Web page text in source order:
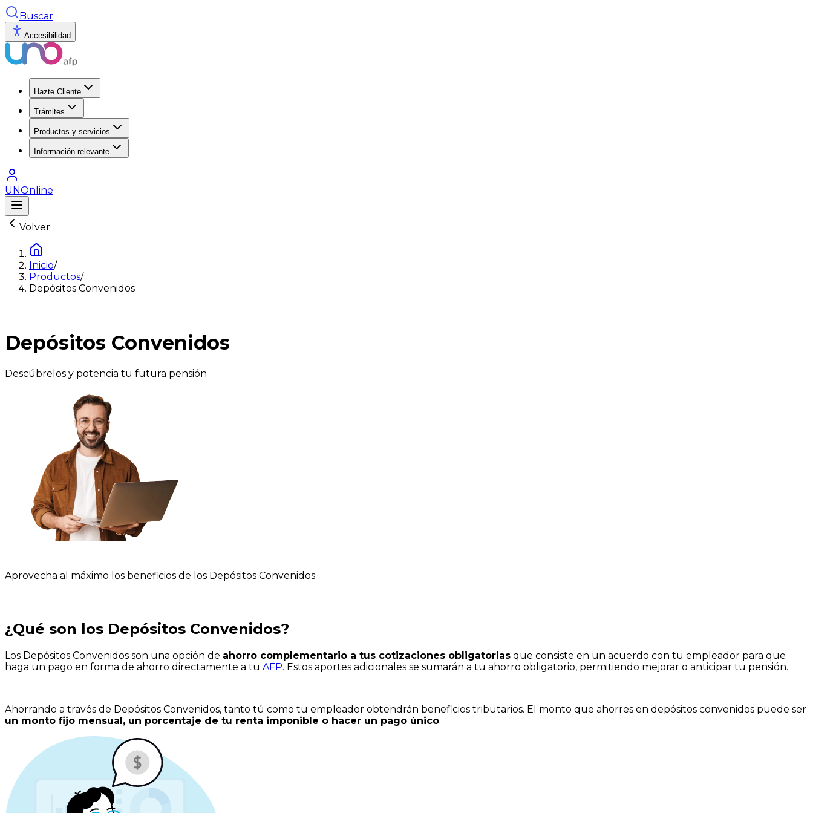
Buscar
Accesibilidad
Hazte Cliente
Trámites
Productos y servicios
Información relevante
UNOnline
Volver
Inicio/
Productos/
Depósitos Convenidos
Depósitos Convenidos
Descúbrelos y potencia tu futura pensión
Aprovecha al máximo los beneficios de los Depósitos Convenidos
¿Qué son los Depósitos Convenidos?
Los Depósitos Convenidos son una opción de ahorro complementario a tus cotizaciones obligatorias que consiste en un acuerdo con tu empleador para que
haga un pago en forma de ahorro directamente a tu AFP. Estos aportes adicionales se sumarán a tu ahorro obligatorio, permitiendo mejorar o anticipar tu pensión.
Ahorrando a través de Depósitos Convenidos, tanto tú como tu empleador obtendrán beneficios tributarios. El monto que ahorres en depósitos convenidos puede ser
un monto fijo mensual, un porcentaje de tu renta imponible o hacer un pago único.